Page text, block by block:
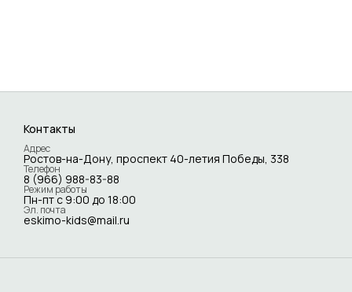
Контакты
Адрес
Ростов-на-Дону, проспект 40-летия Победы, 338
Телефон
8 (966) 988-83-88
Режим работы
Пн-пт с 9:00 до 18:00
Эл. почта
eskimo-kids@mail.ru